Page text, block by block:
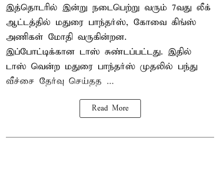
இத்தொடரில் இன்று நடைபெற்று வரும் 7வது லீக்
ஆட்டத்தில் மதுரை பாந்தர்ஸ், கோவை கிங்ஸ்
அணிகள் மோதி வருகின்றன.
இப்போட்டிக்கான டாஸ் சுண்டப்பட்டது. இதில்
டாஸ் வென்ற மதுரை பாந்தர்ஸ் முதலில் பந்து
வீச்சை தேர்வு செய்தத ...
Read More